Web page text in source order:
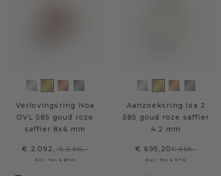
Verlovingsring Noa
OVL 585 goud roze
saffier 8x6 mm
€ 2.092,-€ 2.615,-
Excl. Tax & BTW
Aanzoeksring Isa 2
585 goud roze saffier
4.2 mm
€ 695,20€ 869,-
Excl. Tax & BTW